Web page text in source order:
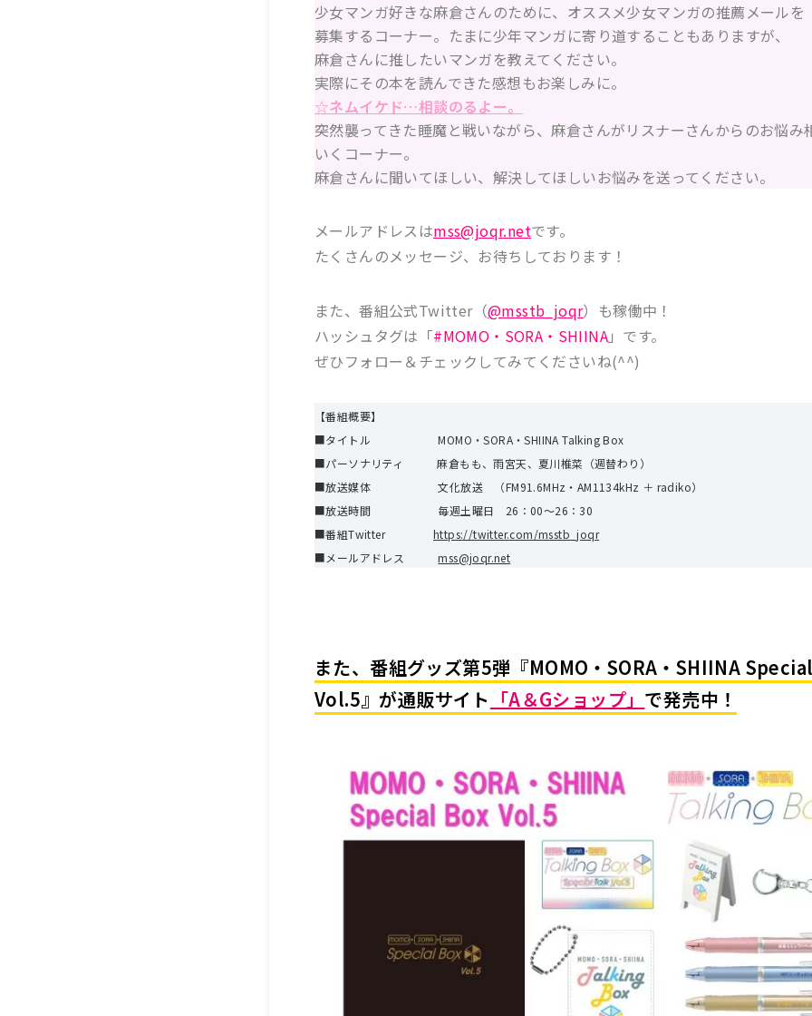
少女マンガ好きな麻倉さんのために、オススメ少女マンガの推薦メールを
募集するコーナー。たまに少年マンガに寄り道することもありますが、
麻倉さんに推したいマンガを教えてください。
実際にその本を読んできた感想もお楽しみに。
☆ネムイケド…相談のるよー。
突然襲ってきた睡魔と戦いながら、麻倉さんがリスナーさんからのお悩み
いくコーナー。
麻倉さんに聞いてほしい、解決してほしいお悩みを送ってください。
メールアドレスはmss@joqr.netです。
たくさんのメッセージ、お待ちしております！
また、番組公式Twitter（@msstb_joqr）も稼働中！
ハッシュタグは「#MOMO・SORA・SHIINA」です。
ぜひフォロー＆チェックしてみてくださいね(^^)
【番組概要】
■タイトル MOMO・SORA・SHIINA Talking Box
■パーソナリティ 麻倉もも、雨宮天、夏川椎菜（週替わり）
■放送媒体 文化放送 （FM91.6MHz・AM1134kHz ＋ radiko）
■放送時間 毎週土曜日 26：00～26：30
■番組Twitter https://twitter.com/msstb_joqr
■メールアドレスmss@joqr.net
また、番組グッズ第5弾『MOMO・SORA・SHIINA
Vol.5』が通販サイト 「A＆Gショップ」 で発売中！